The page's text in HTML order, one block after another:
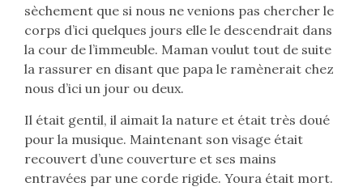
sèchement que si nous ne venions pas chercher le
corps d’ici quelques jours elle le descendrait dans
la cour de l’immeuble. Maman voulut tout de suite
la rassurer en disant que papa le ramènerait chez
nous d’ici un jour ou deux.
Il était gentil, il aimait la nature et était très doué
pour la musique. Maintenant son visage était
recouvert d’une couverture et ses mains
entravées par une corde rigide. Youra était mort.